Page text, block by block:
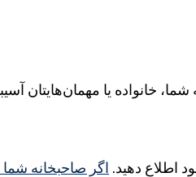
خانواده یا مهمان‌هایتان
اطلاع دهید. اگر صاحبخانه شما